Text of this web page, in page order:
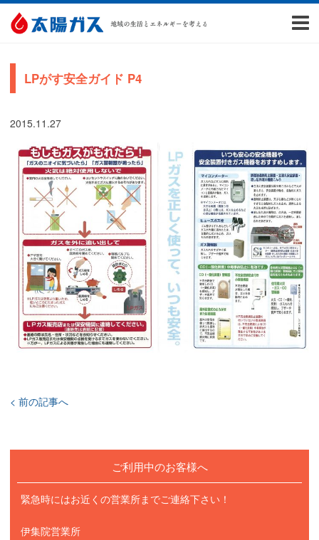
LPがす安全ガイド P4
2015.11.27
< 前の記事へ
ご利用中のお客様へ
緊急時にはお近くの営業所までご連絡下さい！
伊集院営業所